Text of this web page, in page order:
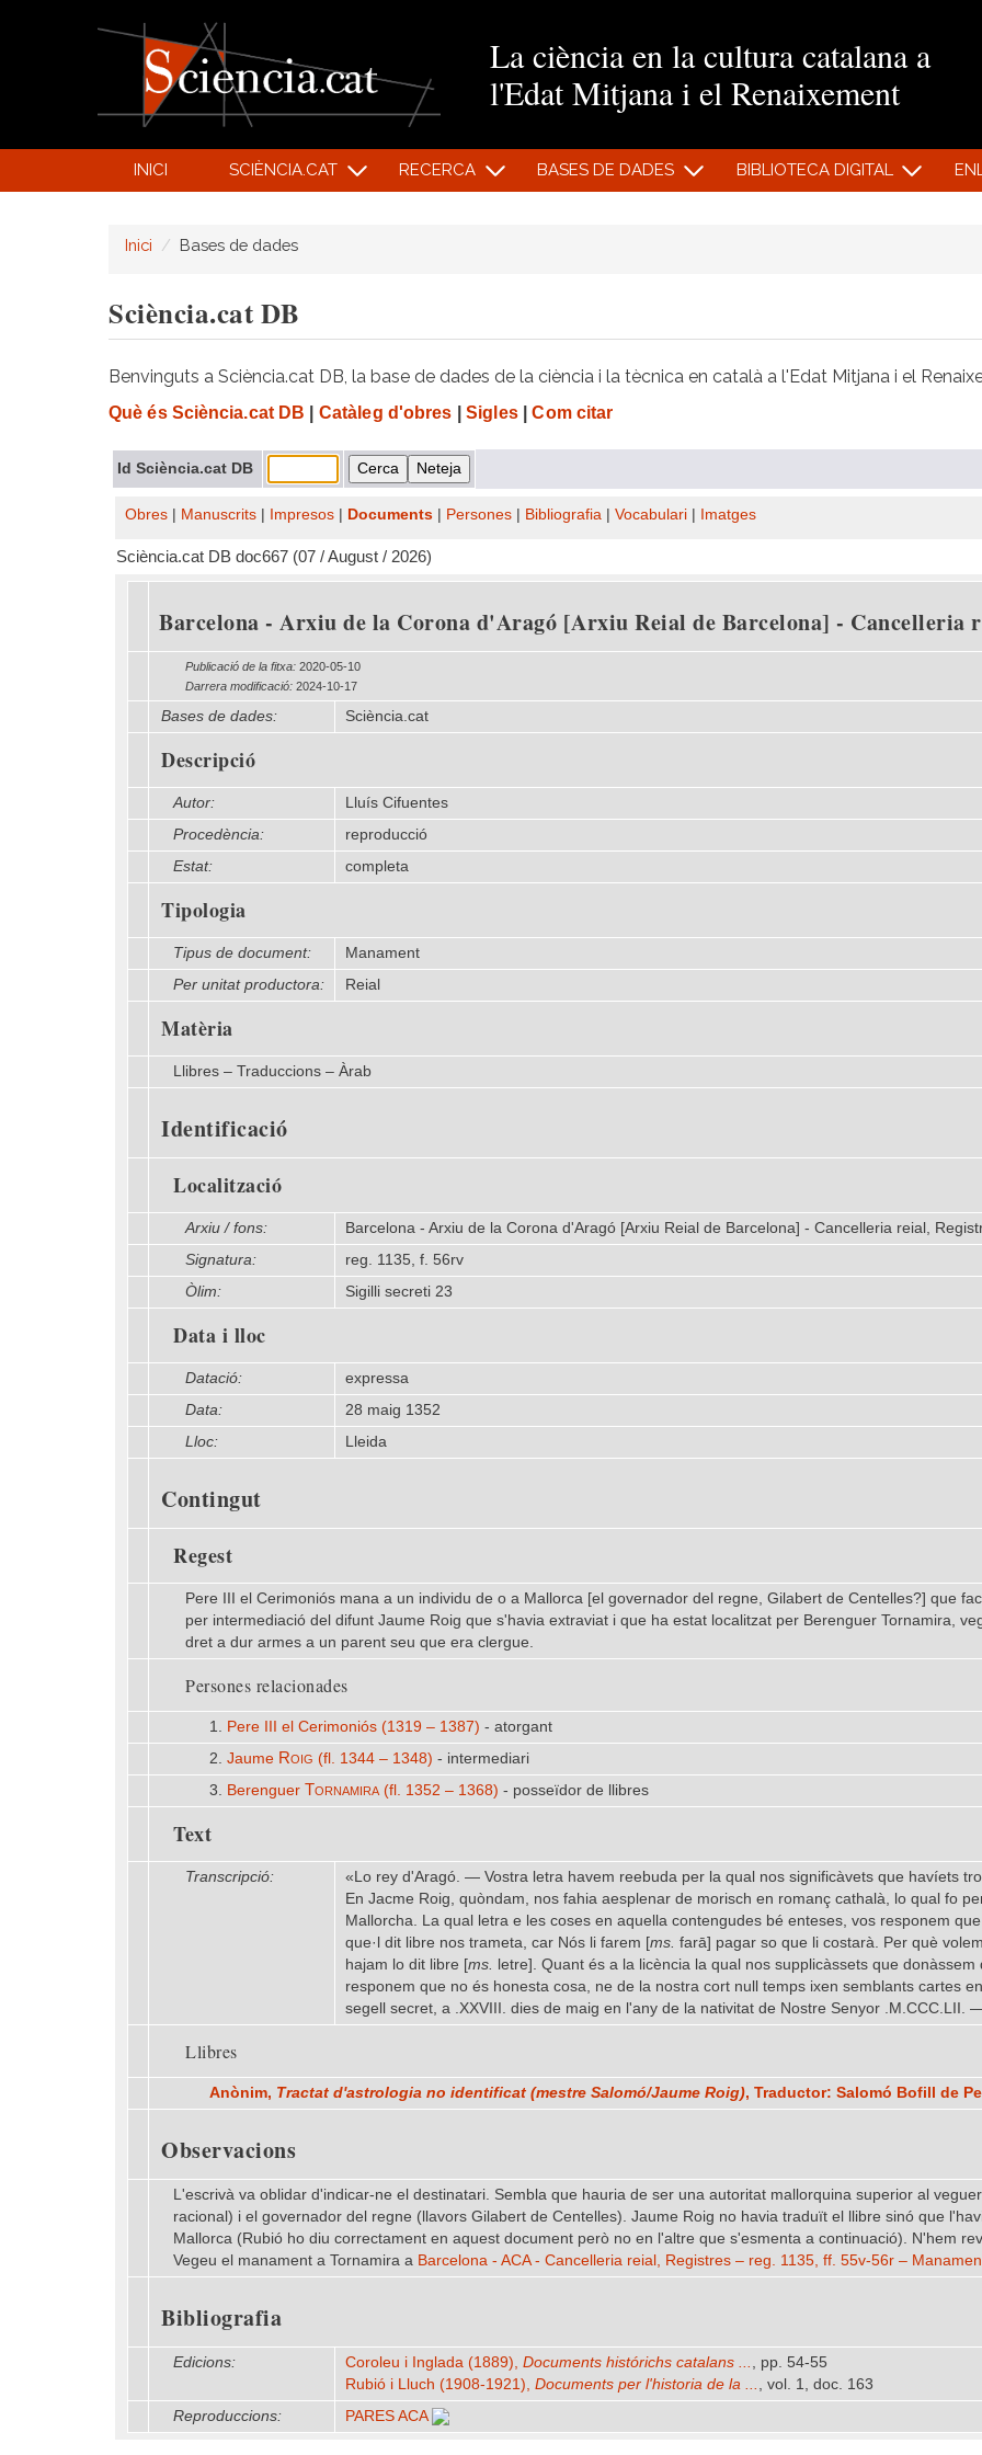
La ciència en la cultura catalana a
l'Edat Mitjana i el Renaixement
INICI SCIÈNCIA.CAT RECERCA BASES DE DADES BIBLIOTECA DIGITAL
Inici Bases de dades
Sciència.cat DB
Benvinguts a Sciència.cat DB, la base de dades de la ciència i la tècnica en català a l'Edat Mitjana i el
Què és Sciència.cat DB Catàleg d'obres Sigles| Com citar
Id Sciència.cat DB
Obres Manuscrits Impresos Documents Persones Bibliografia Vocabulari Imatges
Sciència.cat DB doc667 (07 / August / 2026)
Barcelona - Arxiu de la Corona d'Aragó [Arxiu Reial de Barcelona] - Cancelleria
Publicació de la fitxa: 2020-05-10
Darrera modificació: 2024-10-17
Bases de dades: Sciència.cat
Descripció
Autor:
Lluís Cifuentes
Procedència:
reproducció
Estat:
completa
Tipologia
Tipus de document:
Manament
Per unitat productora:
Reial
Matèria
Llibres – Traduccions – Àrab
Identificació
Localització
Arxiu / fons:
Barcelona - Arxiu de la Corona d'Aragó [Arxiu Reial de Barcelona] - Cancelleria reial,
Signatura:
reg. 1135, f. 56rv
Òlim:
Sigilli secreti 23
Data i lloc
Datació:
expressa
Data:
28 maig 1352
Lloc:
Lleida
Contingut
Regest
Pere III el Cerimoniós mana a un individu de o a Mallorca [el governador del regne, Gilabert de Centelles?] que
per intermediació del difunt Jaume Roig que s'havia extraviat i que ha estat localitzat per Berenguer Tornamira,
dret a dur armes a un parent seu que era clergue.
Persones relacionades
1. Pere III el Cerimoniós (1319 – 1387) - atorgant
2. Jaume Roig (fl. 1344 – 1348) - intermediari
3. Berenguer Tornamira(fl. 1352 – 1368) - posseïdor de llibres
Text
Transcripció:
«Lo rey d'Aragó. — Vostra letra havem reebuda per la qual nos significàvets que havíets
En Jacme Roig, quòndam, nos fahia aesplenar de morisch en romanç cathalà, lo qual fo
Mallorcha. La qual letra e les coses en aquella contengudes bé enteses, vos responem
que·l dit libre nos trameta, car Nós li farem [ms. farā] pagar so que li costarà. Per què
hajam lo dit libre [ms. letre]. Quant és a la licència la qual nos supplicàssets que
responem que no és honesta cosa, ne de la nostra cort null temps ixen semblants cartes
segell secret, a .XXVIII. dies de maig en l'any de la nativitat de Nostre Senyor
Llibres
Anònim, Tractat d'astrologia no identificat (mestre Salomó/Jaume Roig), Traductor: Salomó Bofill de
Observacions
L'escrivà va oblidar d'indicar-ne el destinatari. Sembla que hauria de ser una autoritat mallorquina superior al
racional) i el governador del regne (llavors Gilabert de Centelles). Jaume Roig no havia traduït el llibre sinó que
Mallorca (Rubió ho diu correctament en aquest document però no en l'altre que s'esmenta a continuació). N'hem
Vegeu el manament a Tornamira a Barcelona - ACA - Cancelleria reial, Registres – reg. 1135, ff. 55v-56r –
Bibliografia
Edicions: Coroleu i Inglada (1889), Documents histórichs catalans ... , pp. 54-55
Rubió i Lluch (1908-1921), Documents per l'historia de la ... , vol. 1, doc. 163
Reproduccions:
PARES ACA